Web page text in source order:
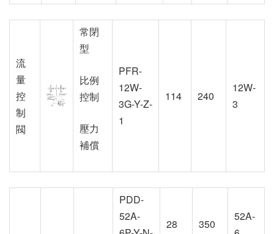
流
量
控
制
閥
常閉
型
比例
控制
壓力
補償
PFR-
12W-
3G-Y-Z-
1
114 240
12W-
3
PDD-
52A-
28 350
52A-